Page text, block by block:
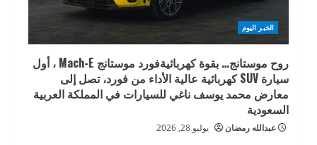
الخبر اليوم
روح موستانج… بقوة كهربائيةفورد موستانج Mach-E ، أول
سيارة SUV كهربائية عالية الأداء من فورد، تصل إلى
معارض محمد يوسف ناغي للسيارات في المملكة العربية
السعودية
عبدالله رمضان يوليو 28, 2026